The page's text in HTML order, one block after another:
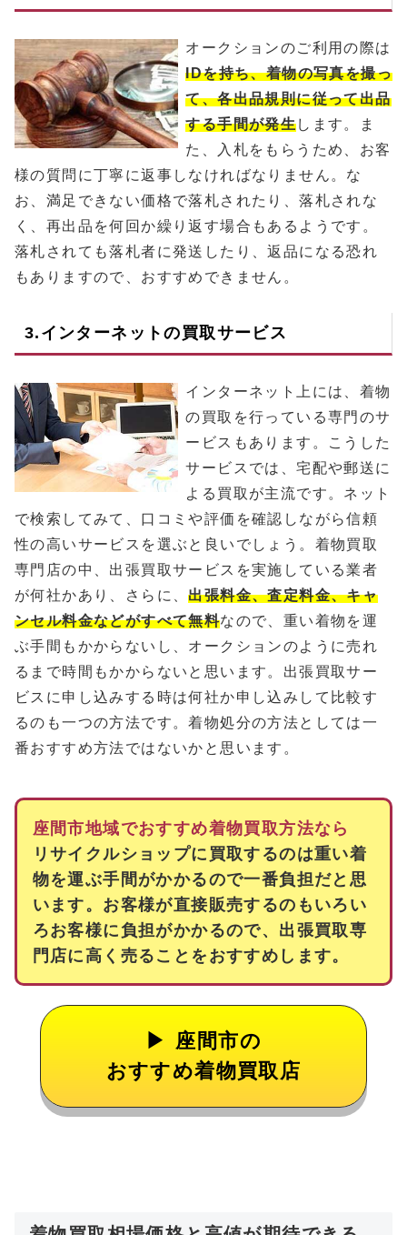
オークションのご利用の際は
IDを持ち、着物の写真を撮っ
て、各出品規則に従って出品
する手間が発生します。ま
た、入札をもらうため、お客
様の質問に丁寧に返事しなければなりません。な
お、満足できない価格で落札されたり、落札されな
く、再出品を何回か繰り返す場合もあるようです。
落札されても落札者に発送したり、返品になる恐れ
もありますので、おすすめできません。
3.インターネットの買取サービス
インターネット上には、着物
の買取を行っている専門のサ
ービスもあります。こうした
サービスでは、宅配や郵送に
よる買取が主流です。ネット
で検索してみて、口コミや評価を確認しながら信頼
性の高いサービスを選ぶと良いでしょう。着物買取
専門店の中、出張買取サービスを実施している業者
が何社かあり、さらに、出張料金、査定料金、キャ
ンセル料金などがすべて無料なので、重い着物を運
ぶ手間もかからないし、オークションのように売れ
るまで時間もかからないと思います。出張買取サー
ビスに申し込みする時は何社か申し込みして比較す
るのも一つの方法です。着物処分の方法としては一
番おすすめ方法ではないかと思います。
座間市地域でおすすめ着物買取方法なら
リサイクルショップに買取するのは重い着
物を運ぶ手間がかかるので一番負担だと思
います。お客様が直接販売するのもいろい
ろお客様に負担がかかるので、出張買取専
門店に高く売ることをおすすめします。
座間市の
おすすめ着物買取店